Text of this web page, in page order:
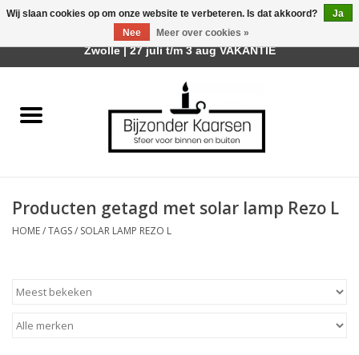
Räder Design Stories
Geurkaarsen
Producten getagd met solar lamp Rezo L
HOME/TAGS/ SOLAR LAMP REZO L
Wij slaan cookies op om onze website te verbeteren. Is dat akkoord?
Ja
Nee
Meer over cookies »
Afhalen is mogelijk bij mijn winkel Trotz | Belvederelaan 107
Zwolle | 27 juli t/m 3 aug VAKANTIE